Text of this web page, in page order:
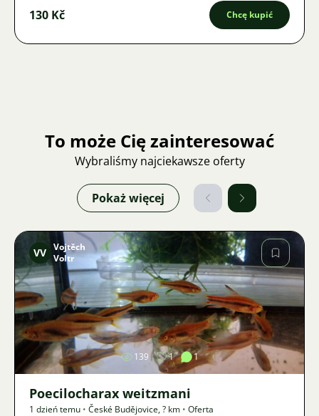
130 Kč Chcę kupić
To może Cię zainteresować
Wybraliśmy najciekawsze oferty
Pokaż więcej
Zdjęcie
VV Vojtěch
Voltr
139 1 1
Poecilocharax weitzmani
1 dzień temu • České Budějovice,? km • Oferta